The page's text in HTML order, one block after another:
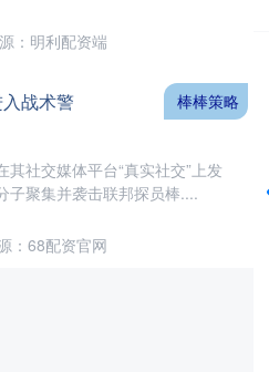
：明利配资端
战术警
社交媒体平台“真实社交”上发
子聚集并袭击联邦探员棒....
棒棒策略
：68配资官网
-0.15%